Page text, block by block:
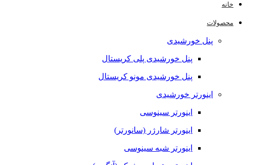
خانه
محصولات
پنل خورشیدی
پنل خورشیدی پلی کریستال
پنل خورشیدی مونو کریستال
اینورتر خورشیدی
اینورتر سینوسی
اینورتر شارژر (سانورتر)
اینورتر شبه سینوسی